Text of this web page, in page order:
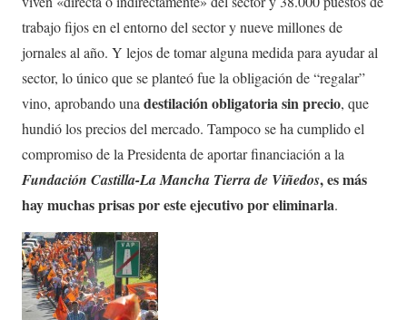
trabajo fijos en el entorno del sector y nueve millones de
jornales al año. Y lejos de tomar alguna medida para ayudar al
sector, lo único que se planteó fue la obligación de “regalar”
vino, aprobando una destilación obligatoria sin precio, que
hundió los precios del mercado. Tampoco se ha cumplido el
compromiso de la Presidenta de aportar financiación a la
Fundación Castilla-La Mancha Tierra de Viñedos, es más
hay muchas prisas por este ejecutivo por eliminarla.